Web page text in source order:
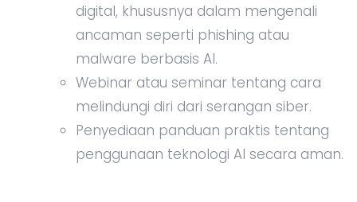
digital, khususnya dalam mengenali
ancaman seperti phishing atau
malware berbasis AI.
Webinar atau seminar tentang cara
melindungi diri dari serangan siber.
Penyediaan panduan praktis tentang
penggunaan teknologi AI secara aman.